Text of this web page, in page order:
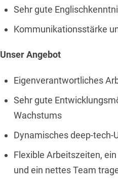
Sehr gute
Kommunikationsstärke
Unser Angebot
Eigenverantwortliches
Sehr gute
Wachstums
Dynamisches deep-
Flexible Arbeitszeiten,
und ein nettes Team